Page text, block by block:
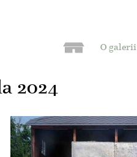
O galerii
2024